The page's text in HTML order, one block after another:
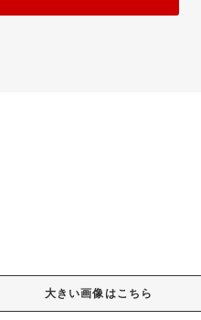
大きい画像はこちら